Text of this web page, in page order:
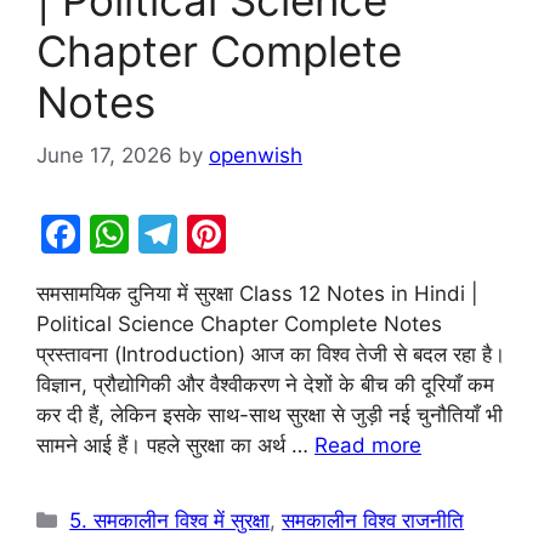
Chapter Complete
Notes
June 17, 2026 by openwish
F
a
c
e
b
o
o
k
W
h
at
s
A
p
p
T
el
e
gr
a
m
nt
er
e
st
समसामयिक दुनिया में सुरक्षा Class 12 Notes in Hindi |
Political Science Chapter Complete Notes
प्रस्तावना (Introduction) आज का विश्व तेजी से बदल रहा है।
विज्ञान, प्रौद्योगिकी और वैश्वीकरण ने देशों के बीच की दूरियाँ कम
कर दी हैं, लेकिन इसके साथ-साथ सुरक्षा से जुड़ी नई चुनौतियाँ भी
सामने आई हैं। पहले सुरक्षा का अर्थ … Read more
Categories
5. समकालीन विश्व में सुरक्षा,समकालीन विश्व राजनीति